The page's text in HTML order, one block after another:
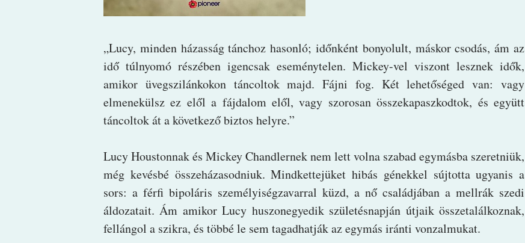
„Lucy, ​minden házasság tánchoz hasonló; időnként bonyolult, máskor csodás, ám az
idő túlnyomó részében igencsak eseménytelen. Mickey-vel viszont lesznek idők,
amikor üvegszilánkokon táncoltok majd. Fájni fog. Két lehetőséged van: vagy
elmenekülsz ez elől a fájdalom elől, vagy szorosan összekapaszkodtok, és együtt
táncoltok át a következő biztos helyre.”
Lucy Houstonnak és Mickey Chandlernek nem lett volna szabad egymásba szeretniük,
még kevésbé összeházasodniuk. Mindkettejüket hibás génekkel sújtotta ugyanis a
sors: a férfi bipoláris személyiségzavarral küzd, a nő családjában a mellrák szedi
áldozatait. Ám amikor Lucy huszonegyedik születésnapján útjaik összetalálkoznak,
fellángol a szikra, és többé le sem tagadhatják az egymás iránti vonzalmukat.